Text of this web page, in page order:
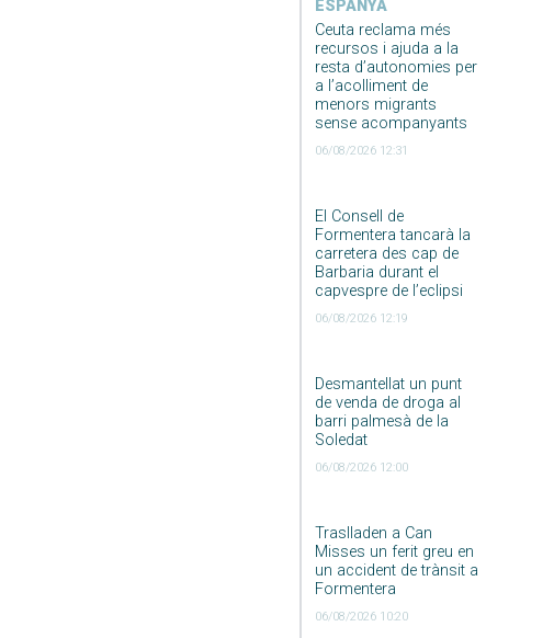
ESPANYA
Ceuta reclama més
recursos i ajuda a la
resta d’autonomies per
a l’acolliment de
menors migrants
sense acompanyants
06/08/2026 12:31
El Consell de
Formentera tancarà la
carretera des cap de
Barbaria durant el
capvespre de l’eclipsi
06/08/2026 12:19
Desmantellat un punt
de venda de droga al
barri palmesà de la
Soledat
06/08/2026 12:00
Traslladen a Can
Misses un ferit greu en
un accident de trànsit a
Formentera
06/08/2026 10:20